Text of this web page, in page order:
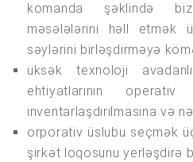
komanda şəklində
məsələlərini həll etmək
səylərini birləşdirməyə
üksək texnoloji
ehtiyatlarının operativ
inventarlaşdırılmasına və
orporativ üslubu seçmək
şirkət loqosunu yerləşdirə